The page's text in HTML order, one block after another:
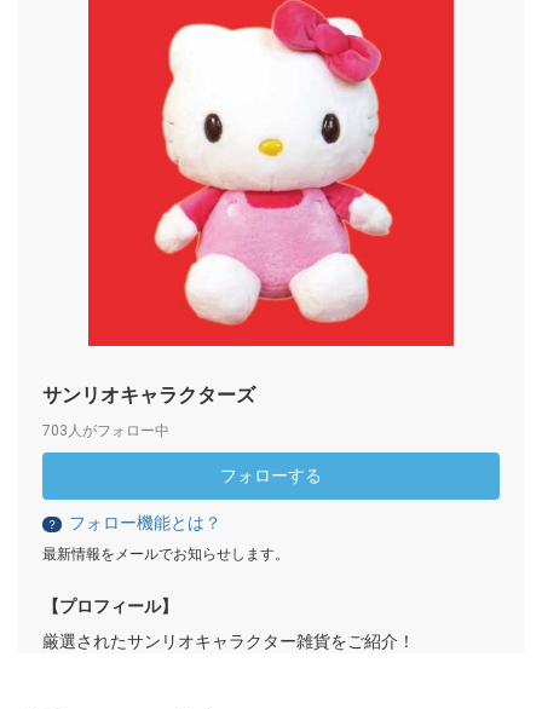
サンリオキャラクターズ
703人がフォロー中
フォローする
？ フォロー機能とは？
最新情報をメールでお知らせします。
【プロフィール】
厳選されたサンリオキャラクター雑貨をご紹介！